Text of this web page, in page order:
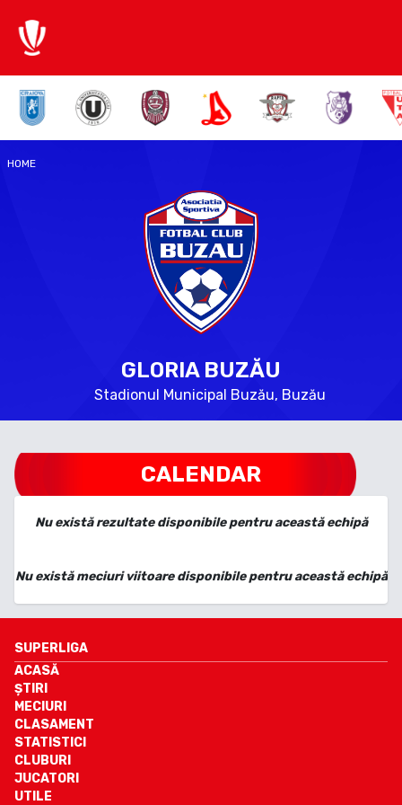
HOME
GLORIA BUZĂU
Stadionul Municipal Buzău, Buzău
CALENDAR
Nu există rezultate disponibile pentru această echipă
Nu există meciuri viitoare disponibile pentru această echipă
SUPERLIGA
ACASĂ
ȘTIRI
MECIURI
CLASAMENT
STATISTICI
CLUBURI
JUCATORI
UTILE